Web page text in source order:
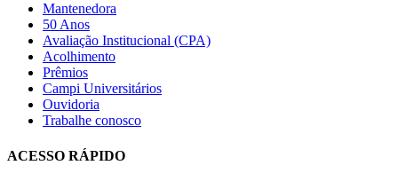
Mantenedora
50 Anos
Avaliação Institucional (CPA)
Acolhimento
Prêmios
Campi Universitários
Ouvidoria
Trabalhe conosco
ACESSO RÁPIDO